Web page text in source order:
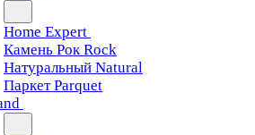
Home Expert
Камень Рок Rock
Натуральный Natural
Паркет Parquet